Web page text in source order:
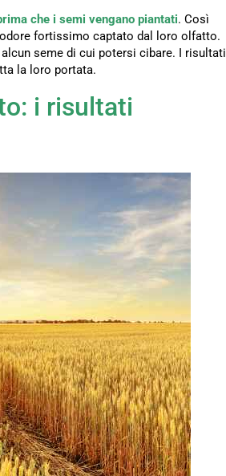
che i semi vengano piantati. Così
fortissimo captato dal loro olfatto.
seme di cui potersi cibare. I risultati
la loro portata.
i risultati